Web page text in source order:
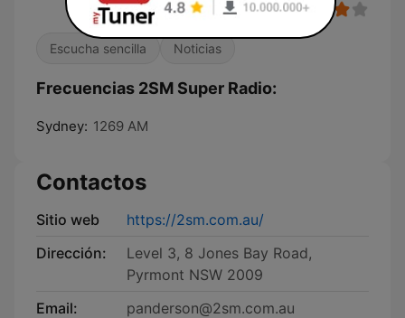
Escucha sencilla Noticias
Frecuencias 2SM Super Radio:
Sydney: 1269 AM
Contactos
Sitio web
https://2sm.com.au/
Dirección:
Level 3, 8 Jones Bay Road,
Pyrmont NSW 2009
Email:
panderson@2sm.com.au